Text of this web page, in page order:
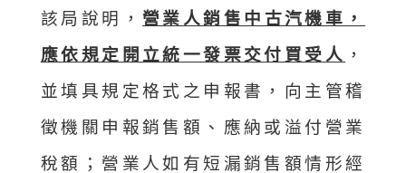
該局說明， 營業人銷售中古汽機車，
應依規定開立統一發票交付買受人 ，
並填具規定格式之申報書，向主管稽
徵機關申報銷售額、應納或溢付營業
稅額；營業人如有短漏銷售額情形經